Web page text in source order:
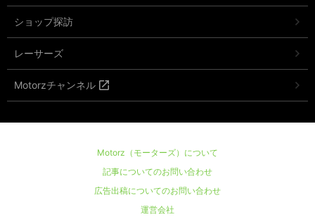
ショップ探訪
レーサーズ
Motorzチャンネル
Motorz（モーターズ）について
記事についてのお問い合わせ
広告出稿についてのお問い合わせ
運営会社